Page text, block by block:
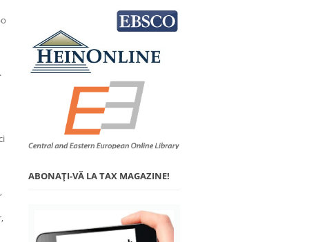
ABONAŢI-VĂ LA TAX MAGAZINE!